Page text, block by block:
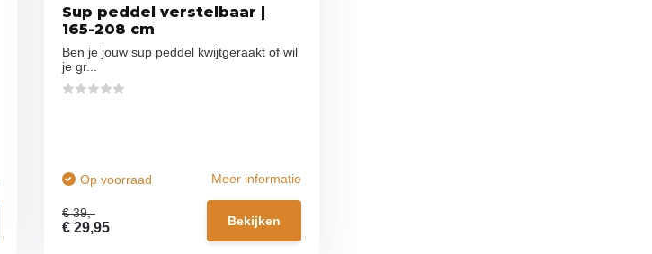
Sup peddel verstelbaar |
165-208 cm
Ben je jouw sup peddel kwijtgeraakt of wil
je gr...
Op voorraad Meer informatie
€ 39,-
€ 29,95 Bekijken